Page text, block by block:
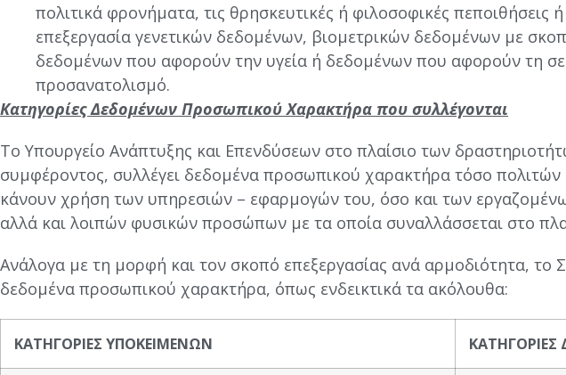
πολιτικά φρονήματα, τις θρησκευτικές ή φιλοσοφικές
επεξεργασία γενετικών δεδομένων, βιομετρικών δεδομένων με
δεδομένων που αφορούν την υγεία ή δεδομένων που αφορούν τη
προσανατολισμό.
Κατηγορίες Δεδομένων Προσωπικού Χαρακτήρα που συλλέγονται
Το Υπουργείο Ανάπτυξης και Επενδύσεων στο πλαίσιο των
συμφέροντος, συλλέγει δεδομένα προσωπικού χαρακτήρα τόσο
κάνουν χρήση των υπηρεσιών – εφαρμογών του, όσο και των
αλλά και λοιπών φυσικών προσώπων με τα οποία συναλλάσσεται στο
Ανάλογα με τη μορφή και τον σκοπό επεξεργασίας ανά αρμοδιότητα, το
δεδομένα προσωπικού χαρακτήρα, όπως ενδεικτικά τα ακόλουθα:
ΚΑΤΗΓΟΡΙΕΣ ΥΠΟΚΕΙΜΕΝΩΝ